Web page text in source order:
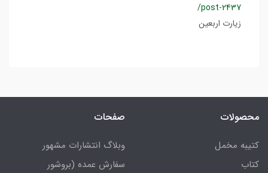
/post-2437
زیارت اربعین
محصولات
کتیبه مخمل
کتاب
صفحات
وبلاگ انتشارات مشهور
سفارش عمده (بروشور